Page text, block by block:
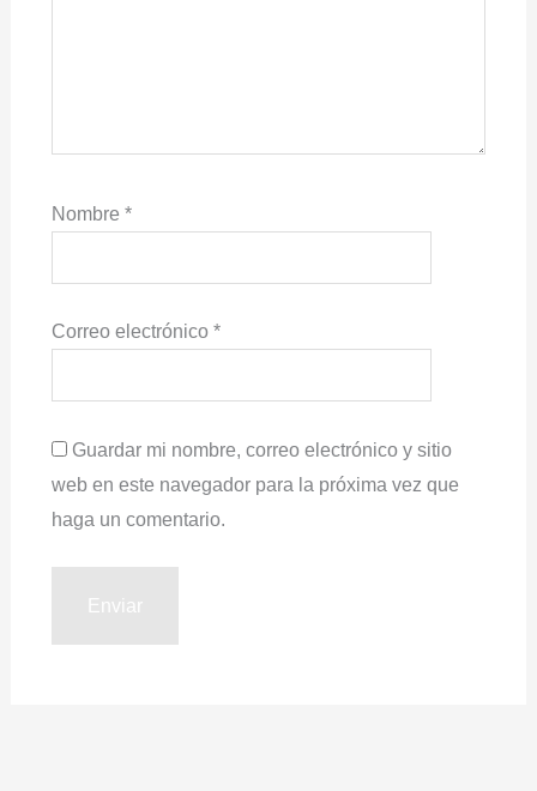
Nombre *
Correo electrónico *
Guardar mi nombre, correo electrónico y sitio
web en este navegador para la próxima vez que
haga un comentario.